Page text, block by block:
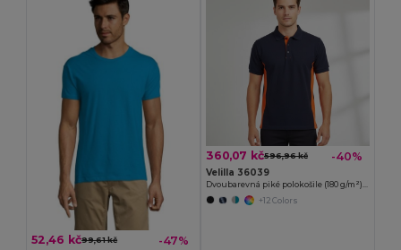
52,46 kč99,61 kč -47%
360,07 kč596,96 kč -40%
Velilla 36039
Dvoubarevná piké polokošile (180 g/m²), krátký rukáv, z bavlny (60 %) a polyesteru (40 %)
+12 Colors